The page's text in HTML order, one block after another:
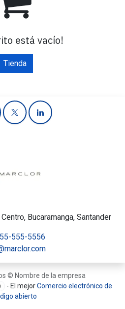
está vacío!
Tienda
Bucaramanga, Santander
555-5556
© Nombre de la empresa
- El mejorComercio electrónico de
abierto